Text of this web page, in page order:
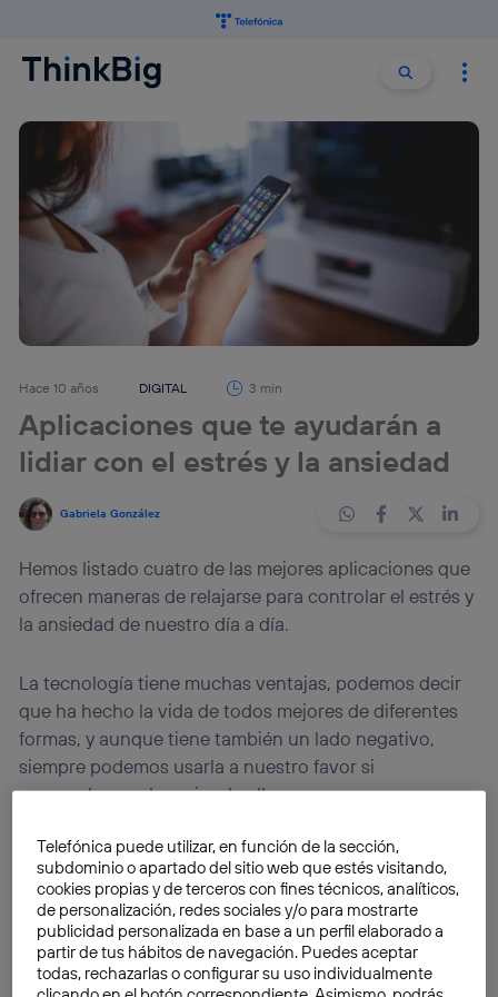
Buscar
Hace 10 años DIGITAL 3 min
Aplicaciones que te ayudarán a
lidiar con el estrés y la ansiedad
Gabriela González
Hemos listado cuatro de las mejores aplicaciones que
ofrecen maneras de relajarse para controlar el estrés y
la ansiedad de nuestro día a día.
La tecnología tiene muchas ventajas, podemos decir
que ha hecho la vida de todos mejores de diferentes
formas, y aunque tiene también un lado negativo,
siempre podemos usarla a nuestro favor si
aprovechamos lo mejor de ella.
Si necesitas un poco de paz mental, ya sea porque
estás muy agotado, sufres de ansiedad o de estrés;
existen aplicaciones (sí, aplicaciones) quete ayudarán
a manejar estos problemas, o al menos, a
entenderlos mejor.Son herramientas que puedes
combinar con terapia o con otras actividades
Telefónica puede utilizar, en función de la sección,
subdominio o apartado del sitio web que estés visitando,
cookies propias y de terceros con fines técnicos, analíticos,
de personalización, redes sociales y/o para mostrarte
publicidad personalizada en base a un perfil elaborado a
partir de tus hábitos de navegación. Puedes aceptar
todas, rechazarlas o configurar su uso individualmente